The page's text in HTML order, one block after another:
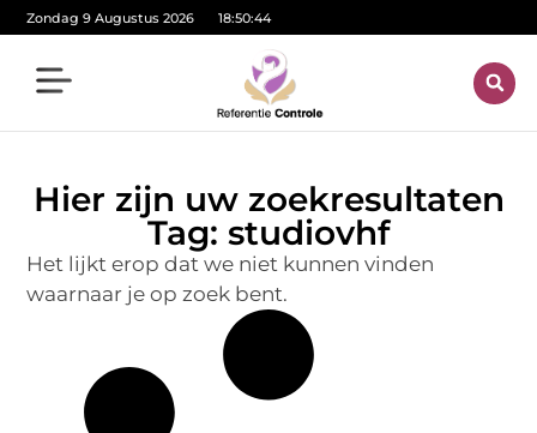
Zondag 9 Augustus 2026 18:50:44
Hier zijn uw zoekresultaten
Tag: studiovhf
Het lijkt erop dat we niet kunnen vinden
waarnaar je op zoek bent.